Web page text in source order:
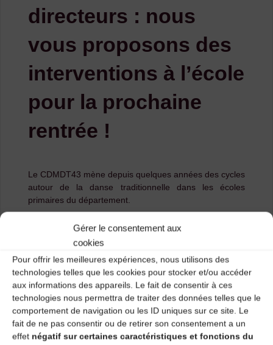
Gérer le consentement aux
cookies
Pour offrir les meilleures expériences, nous utilisons des
technologies telles que les cookies pour stocker et/ou accéder
aux informations des appareils. Le fait de consentir à ces
technologies nous permettra de traiter des données telles que le
comportement de navigation ou les ID uniques sur ce site. Le
fait de ne pas consentir ou de retirer son consentement a un
effet négatif sur certaines caractéristiques et fonctions du
directeurs : nous
vous proposons des
interventions à l’école
pour la prochaine
rentrée !
Le CDMDT43 mène depuis quelques années des cycles
autour de la danse traditionnelle dans les écoles
primaires du département.
cette page :https://cdmdt43.com/jeune-public/
N’hésitez pas à nous contacter par mail ou téléphone
pour toute demande ou question !
Les Basaltiques, il faudra attendre 2021 …
Retour de la dernière session trad’ de la saison
ce mardi 30 juin !